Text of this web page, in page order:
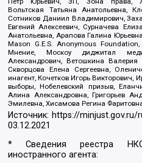
Вольтская Татьяна Анатольевна,
Сотников Даниил Владимирович,
Евгений Алексеевич, Сурначева
Анатольевна, Арапова Галина
Mason G.E.S. Anonymous
Мнение, Москоу диджитал
Александрович, Ветошкина
Скворцова Елена Сергеевна,
инагент, Кочетков Игорь Викторович,
выборы, Нобелевский призыв,
Алина Александровна, Григорьев
Эмилевна, Хисамова Регина
Источник: https://
03.12.2021
* Сведения реестра
иностранного агента: